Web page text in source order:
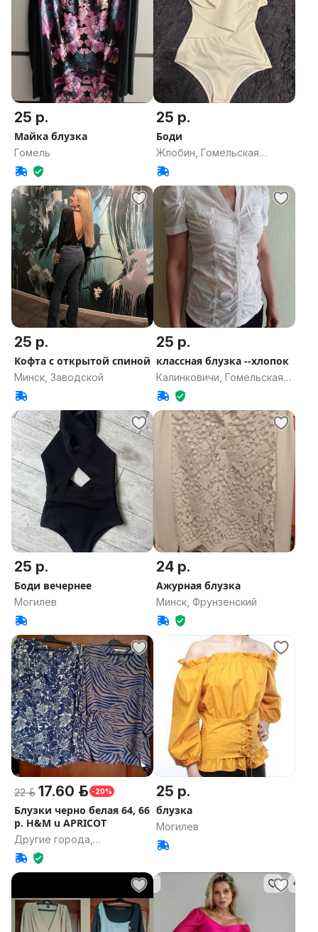
25 р.
Майка блузка
Гомель
25 р.
Боди
Жлобин, Гомельская
область
25 р.
Кофта с открытой спиной
Минск, Заводской
25 р.
классная блузка --хлопок
Калинковичи, Гомельская
область
25 р.
Боди вечернее
Могилев
24 р.
Ажурная блузка
Минск, Фрунзенский
22 р. 17.60 р. -20%
Блузки черно белая 64, 66
р. H&M u APRICOT
Другие города,
Гомельская область
25 р.
блузка
Могилев